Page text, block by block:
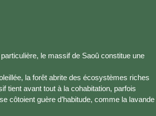
le massif de Saoû constitue une
la forêt abrite des écosystèmes riches
tient avant tout à la cohabitation, parfois
côtoient guère d’habitude, comme la lavande